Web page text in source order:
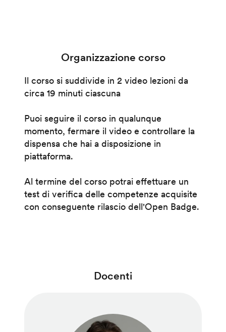
Organizzazione corso
Il corso si suddivide in 2 video lezioni da
circa 19 minuti ciascuna
Puoi seguire il corso in qualunque
momento, fermare il video e controllare la
dispensa che hai a disposizione in
piattaforma.
Al termine del corso potrai effettuare un
test di verifica delle competenze acquisite
con conseguente rilascio dell'Open Badge.
Docenti